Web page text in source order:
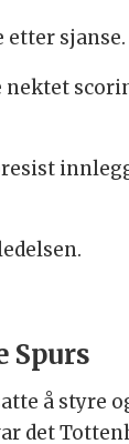
etter sjanse.
nektet
Spurs
å styre
det